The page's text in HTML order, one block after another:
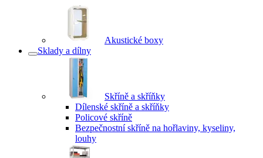
Akustické boxy
Sklady a dílny
Skříně a skříňky
Dílenské skříně a skříňky
Policové skříně
Bezpečnostní skříně na hořlaviny, kyseliny,
louhy